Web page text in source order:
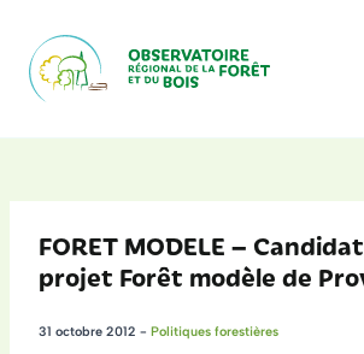
contenu
FORET MODELE –
projet Forêt modèle de
31 octobre 2012 - Politiques forestières